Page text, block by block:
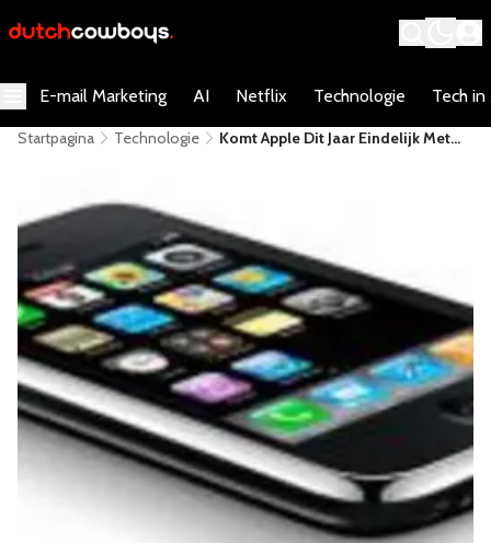
E-mail Marketing AI Netflix Technologie Tech in
Startpagina Technologie
Komt Apple Dit Jaar Eindelijk Met